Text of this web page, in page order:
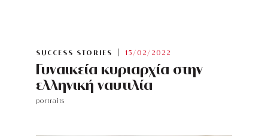
SUCCESS STORIES 15/02/2022
Γυναικεία κυριαρχία στην
ελληνική ναυτιλία
portraits